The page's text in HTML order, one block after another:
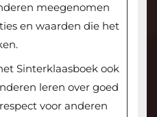
meegenomen
en waarden die het
Sinterklaasboek ook
leren over goed
voor anderen